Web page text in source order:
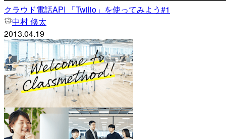
クラウド電話API 「Twilio」を使ってみよう#1
中村 修太
2013.04.19